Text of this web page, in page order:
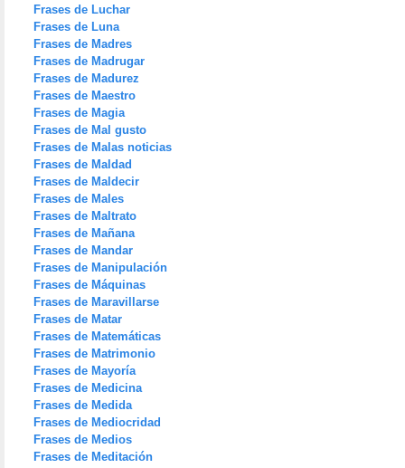
Frases de Luchar
Frases de Luna
Frases de Madres
Frases de Madrugar
Frases de Madurez
Frases de Maestro
Frases de Magia
Frases de Mal gusto
Frases de Malas noticias
Frases de Maldad
Frases de Maldecir
Frases de Males
Frases de Maltrato
Frases de Mañana
Frases de Mandar
Frases de Manipulación
Frases de Máquinas
Frases de Maravillarse
Frases de Matar
Frases de Matemáticas
Frases de Matrimonio
Frases de Mayoría
Frases de Medicina
Frases de Medida
Frases de Mediocridad
Frases de Medios
Frases de Meditación